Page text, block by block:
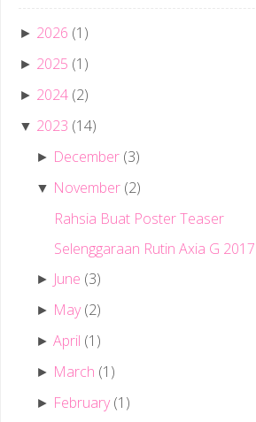
► 2026 (1)
► 2025 (1)
► 2024 (2)
▼ 2023 (14)
► December (3)
▼ November (2)
Rahsia Buat Poster Teaser
Selenggaraan Rutin Axia G 2017
► June (3)
► May (2)
►April (1)
► March (1)
► February (1)